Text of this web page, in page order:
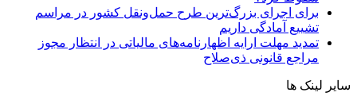
برای اجرای بزرگ‌ترین طرح حمل‌ونقل کشور در مراسم
تشییع آمادگی داریم
تمدید مهلت ارایه اظهارنامه‌های مالیاتی در انتظار مجوز
مراجع قانونی ذی‌‏صلاح
سایر لینک ها